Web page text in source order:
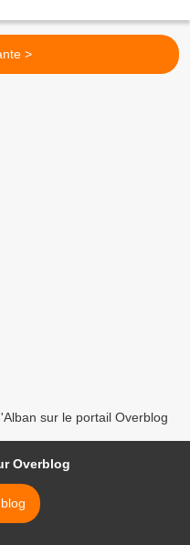
>
sur le portail Overblog
Overblog